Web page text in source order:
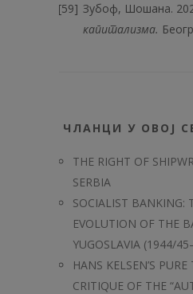
Зубоф, Шошана.
капитализма.
ЧЛАНЦИ У ОВОЈ
THE RIGHT OF
SERBIA
SOCIALIST BANKING:
EVOLUTION OF THE
YUGOSLAVIA (1944/
HANS KELSEN’S
CRITIQUE OF THE